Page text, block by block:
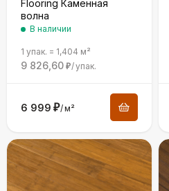
Flooring Каменная
волна
В наличии
1 упак. = 1,404 м²
9 826,60 ₽/упак.
6 999 ₽/м²